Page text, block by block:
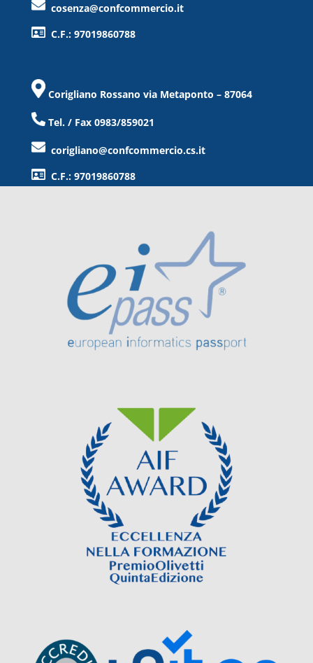
cosenza@confcommercio.it
C.F.: 97019860788
Corigliano Rossano via Metaponto – 87064
Tel. / Fax 0983/859021
corigliano@confcommercio.cs.it
C.F.: 97019860788